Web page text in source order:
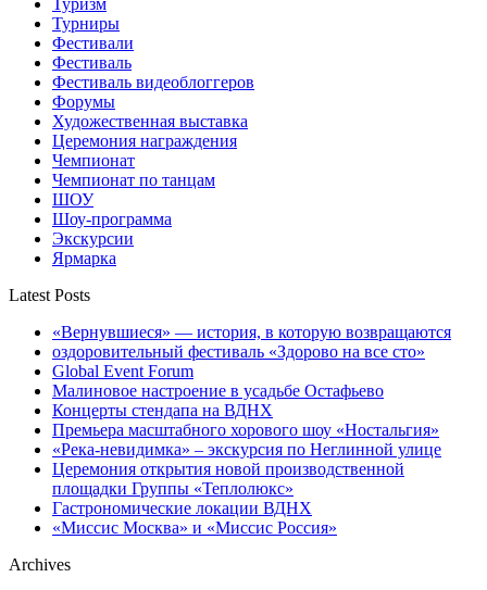
Турниры
Фестивали
Фестиваль
Фестиваль видеоблоггеров
Форумы
Художественная выставка
Церемония награждения
Чемпионат
Чемпионат по танцам
ШОУ
Шоу-программа
Экскурсии
Ярмарка
Latest Posts
«Вернувшиеся» — история, в которую возвращаются
оздоровительный фестиваль «Здорово на все сто»
Global Event Forum
Малиновое настроение в усадьбе Остафьево
Концерты стендапа на ВДНХ
Премьера масштабного хорового шоу «Ностальгия»
«Река-невидимка» – экскурсия по Неглинной улице
Церемония открытия новой производственной
площадки Группы «Теплолюкс»
Гастрономические локации ВДНХ
«Миссис Москва» и «Миссис Россия»
Archives